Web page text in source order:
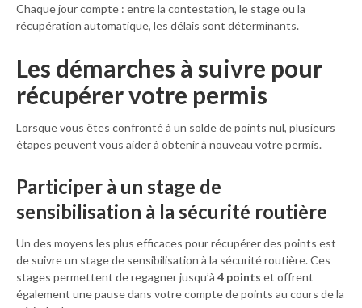
Chaque jour compte : entre la contestation, le stage ou la
récupération automatique, les délais sont déterminants.
Les démarches à suivre pour
récupérer votre permis
Lorsque vous êtes confronté à un solde de points nul, plusieurs
étapes peuvent vous aider à obtenir à nouveau votre permis.
Participer à un stage de
sensibilisation à la sécurité routière
Un des moyens les plus efficaces pour récupérer des points est
de suivre un stage de sensibilisation à la sécurité routière. Ces
stages permettent de regagner jusqu’à 4 points et offrent
également une pause dans votre compte de points au cours de la